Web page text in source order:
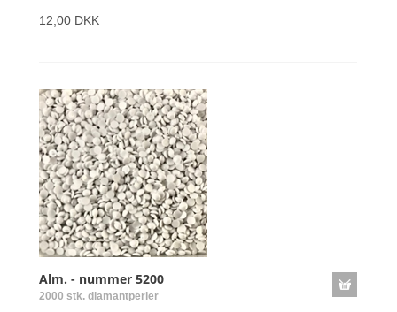
12,00 DKK
Alm. - nummer 5200
2000 stk. diamantperler